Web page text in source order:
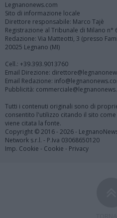
Legnanonews.com
Sito di informazione locale
Direttore responsabile: Marco Tajè
Registrazione al Tribunale di Milano n°
Redazione: Via Matteotti, 3 (presso
20025 Legnano (MI)
Cell.: +39.393.9013760
Email Direzione:
Email Redazione:
Pubblicità:
Tutti i contenuti originali sono di
consentito l'utilizzo citando il sito
viene citata la fonte.
Copyright © 2016 - 2026 -
Network s.r.l. - P.Iva 03068650120
Imp. Cookie - Cookie - Privacy